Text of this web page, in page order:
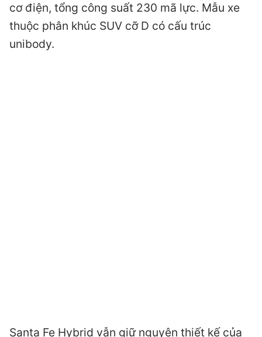
cơ điện, tổng công suất 230 mã lực. Mẫu xe
thuộc phân khúc SUV cỡ D có cấu trúc
unibody.
Santa Fe Hybrid vẫn giữ nguyên thiết kế của